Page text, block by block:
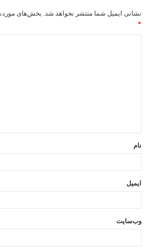
نشانی ایمیل شما منتشر نخواهد شد. بخش‌های
*
*
نام
ایمیل
وب‌سایت